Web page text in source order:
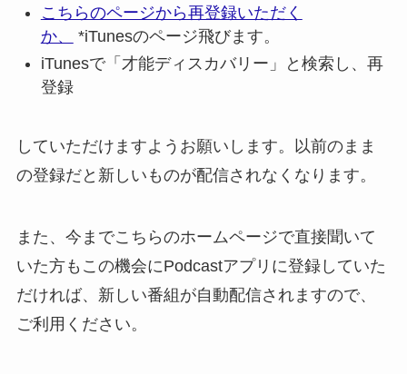
こちらのページから再登録いただく
か、
*iTunesのページ飛びます。
iTunesで「才能ディスカバリー」と検索し、再
登録
していただけますようお願いします。以前のまま
の登録だと新しいものが配信されなくなります。
また、今までこちらのホームページで直接聞いて
いた方もこの機会にPodcastアプリに登録していた
だければ、新しい番組が自動配信されますので、
ご利用ください。